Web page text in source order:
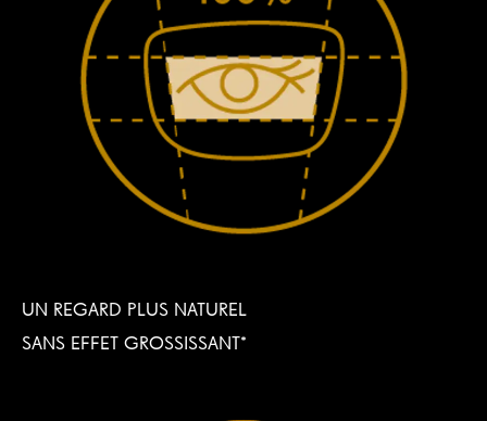
UN REGARD PLUS NATUREL
SANS EFFET GROSSISSANT*